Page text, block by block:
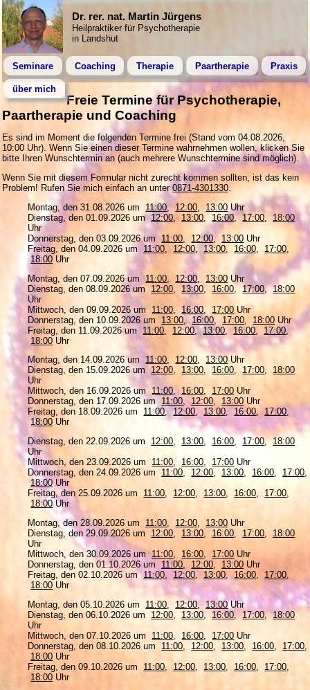
Dr. rer. nat. Martin Jürgens
Heilpraktiker für Psychotherapie
in Landshut
Seminare Coaching Therapie Paartherapie Praxis
über mich
Freie Termine für Psychotherapie,
Paartherapie und Coaching
Es sind im Moment die folgenden Termine frei (Stand vom 04.08.2026,
10:00 Uhr). Wenn Sie einen dieser Termine wahrnehmen wollen, klicken Sie
bitte Ihren Wunschtermin an (auch mehrere Wunschtermine sind möglich).
Wenn Sie mit diesem Formular nicht zurecht kommen sollten, ist das kein
Problem! Rufen Sie mich einfach an unter 0871-4301330.
Montag, den 31.08.2026 um
11:00 , 12:00 13:00 Uhr
Dienstag, den 01.09.2026 um
12:00 13:00 16:00, 17:00,
18:00
Uhr
Donnerstag, den 03.09.2026 um
11:00 12:00 , 13:00 Uhr
Freitag, den 04.09.2026 um
11:00 , 12:00 13:00 16:00 17:00
18:00 Uhr
Montag, den 07.09.2026 um
11:00 12:00 13:00 Uhr
Dienstag, den 08.09.2026 um
12:00 13:00 16:00 , 17:00, 18:00
Uhr
Mittwoch, den 09.09.2026 um
11:00 16:00 17:00Uhr
Donnerstag, den 10.09.2026 um
13:00 , 16:00, 17:00 18:00 Uhr
Freitag, den 11.09.2026 um
11:00 12:00, 13:00 16:00 17:00
18:00 Uhr
Montag, den 14.09.2026 um
11:00, 12:00, 13:00Uhr
Dienstag, den 15.09.2026 um
12:00, 13:00, 16:00, 17:00,
18:00
Uhr
Mittwoch, den 16.09.2026 um 11:00, 16:00, 17:00 Uhr
Donnerstag, den 17.09.2026 um 11:00, 12:00, 13:00 Uhr
Freitag, den 18.09.2026 um
11:00, 12:00, 13:00, 16:00, 17:00,
18:00 Uhr
Dienstag, den 22.09.2026 um
12:00, 13:00, 16:00, 17:00, 18:00
Uhr
Mittwoch, den 23.09.2026 um
11:00, 16:00, 17:00 Uhr
Donnerstag, den 24.09.2026 um
11:00, 12:00, 13:00, 16:00, 17:00,
18:00Uhr
Freitag, den 25.09.2026 um
11:00, 12:00, 13:00, 16:00, 17:00,
18:00Uhr
Montag, den 28.09.2026 um
11:00 12:00 13:00 Uhr
Dienstag, den 29.09.2026 um
12:00 13:00 16:00 17:00
18:00
Uhr
Mittwoch, den 30.09.2026 um 11:00 16:00 17:00 Uhr
Donnerstag, den 01.10.2026 um 11:00 12:00 13:00 Uhr
Freitag, den 02.10.2026 um 11:00 12:00 , 13:00, 16:00 17:00
18:00 Uhr
Montag, den 05.10.2026 um
11:00 12:00, 13:00Uhr
Dienstag, den 06.10.2026 um
12:00 13:00 16:00, 17:00, 18:00
Uhr
Mittwoch, den 07.10.2026 um
11:00 16:00 17:00 Uhr
Donnerstag, den 08.10.2026 um
11:00 12:00 13:00 16:00 17:00
18:00 Uhr
Freitag, den 09.10.2026 um
11:00, 12:00 13:00 16:00 17:00
18:00 Uhr